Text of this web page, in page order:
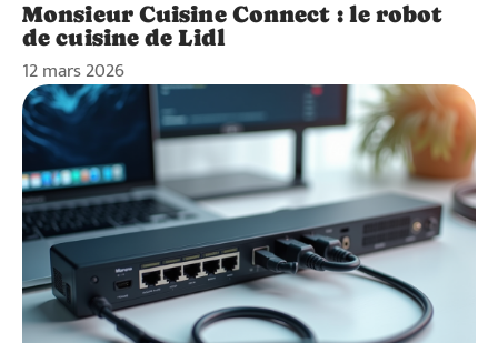
Monsieur Cuisine Connect : le robot
de cuisine de Lidl
12 mars 2026